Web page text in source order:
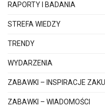
RAPORTY I BADANIA
STREFA WIEDZY
TRENDY
WYDARZENIA
ZABAWKI – INSPIRACJE
ZABAWKI – WIADOMOŚCI